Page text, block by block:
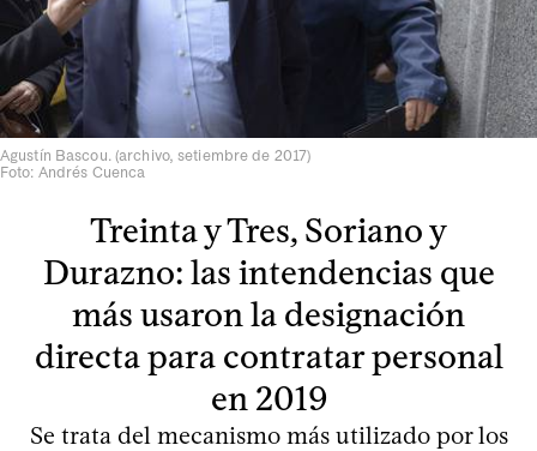
Agustín Bascou. (archivo, setiembre de 2017)
Foto: Andrés Cuenca
Treinta y Tres, Soriano y
Durazno: las intendencias que
más usaron la designación
directa para contratar personal
en 2019
Se trata del mecanismo más utilizado por los